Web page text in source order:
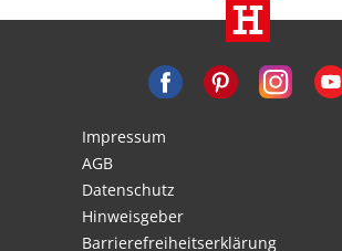
Impressum
AGB
Datenschutz
Hinweisgeber
Barrierefreiheitserklärung